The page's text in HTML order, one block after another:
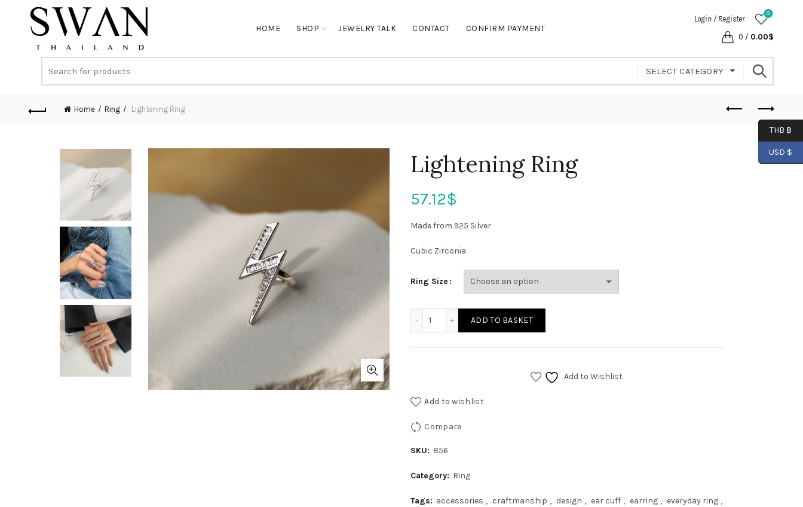
HOME SHOP JEWELRY TALK CONTACT CONFIRM PAYMENT
Login / Register
0
0 / 0.00$
SELECT CATEGORY
Home Ring Lightening Ring
Lightening Ring
57.12$
Made from 925 Silver
Cubic Zirconia
Ring Size
ADD TO BASKET
Add to Wishlist
Add to wishlist
Compare
SKU: 856
Category: Ring
Tags: accessories , craftmanship , design , ear cuff , earring , everyday ring ,
THB ฿
USD $